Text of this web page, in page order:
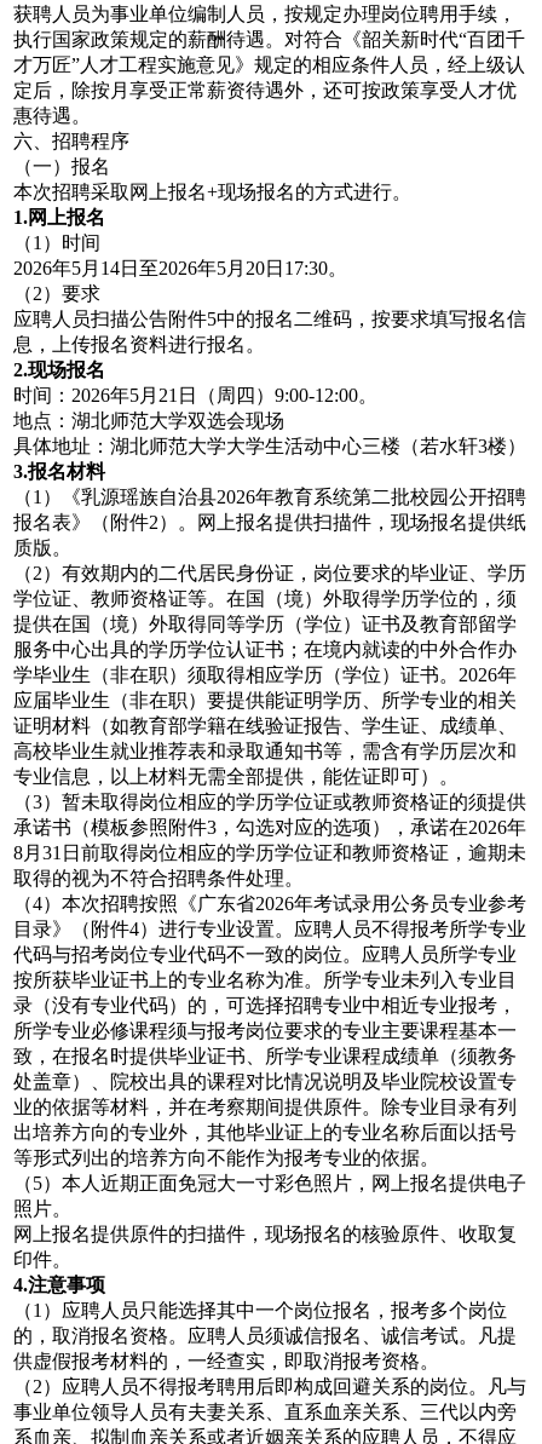
获聘人员为事业单位编制人员，按规定办理岗位聘用手续，
执行国家政策规定的薪酬待遇。对符合《韶关新时代“百团千
才万匠”人才工程实施意见》规定的相应条件人员，经上级认
定后，除按月享受正常薪资待遇外，还可按政策享受人才优
惠待遇。
六、招聘程序
（一）报名
本次招聘采取网上报名+现场报名的方式进行。
1.网上报名
（1）时间
2026年5月14日至2026年5月20日17:30。
（2）要求
应聘人员扫描公告附件5中的报名二维码，按要求填写报名信
息，上传报名资料进行报名。
2.现场报名
时间：2026年5月21日（周四）9:00-12:00。
地点：湖北师范大学双选会现场
具体地址：湖北师范大学大学生活动中心三楼（若水轩3楼）
3.报名材料
（1）《乳源瑶族自治县2026年教育系统第二批校园公开招聘
报名表》（附件2）。网上报名提供扫描件，现场报名提供纸
质版。
（2）有效期内的二代居民身份证，岗位要求的毕业证、学历
学位证、教师资格证等。在国（境）外取得学历学位的，须
提供在国（境）外取得同等学历（学位）证书及教育部留学
服务中心出具的学历学位认证书；在境内就读的中外合作办
学毕业生（非在职）须取得相应学历（学位）证书。2026年
应届毕业生（非在职）要提供能证明学历、所学专业的相关
证明材料（如教育部学籍在线验证报告、学生证、成绩单、
高校毕业生就业推荐表和录取通知书等，需含有学历层次和
专业信息，以上材料无需全部提供，能佐证即可）。
（3）暂未取得岗位相应的学历学位证或教师资格证的须提供
承诺书（模板参照附件3，勾选对应的选项），承诺在2026年
8月31日前取得岗位相应的学历学位证和教师资格证，逾期未
取得的视为不符合招聘条件处理。
（4）本次招聘按照《广东省2026年考试录用公务员专业参考
目录》（附件4）进行专业设置。应聘人员不得报考所学专业
代码与招考岗位专业代码不一致的岗位。应聘人员所学专业
按所获毕业证书上的专业名称为准。所学专业未列入专业目
录（没有专业代码）的，可选择招聘专业中相近专业报考，
所学专业必修课程须与报考岗位要求的专业主要课程基本一
致，在报名时提供毕业证书、所学专业课程成绩单（须教务
处盖章）、院校出具的课程对比情况说明及毕业院校设置专
业的依据等材料，并在考察期间提供原件。除专业目录有列
出培养方向的专业外，其他毕业证上的专业名称后面以括号
等形式列出的培养方向不能作为报考专业的依据。
（5）本人近期正面免冠大一寸彩色照片，网上报名提供电子
照片。
网上报名提供原件的扫描件，现场报名的核验原件、收取复
印件。
4.注意事项
（1）应聘人员只能选择其中一个岗位报名，报考多个岗位
的，取消报名资格。应聘人员须诚信报名、诚信考试。凡提
供虚假报考材料的，一经查实，即取消报考资格。
（2）应聘人员不得报考聘用后即构成回避关系的岗位。凡与
事业单位领导人员有夫妻关系、直系血亲关系、三代以内旁
系血亲、拟制血亲关系或者近姻亲关系的应聘人员，不得应